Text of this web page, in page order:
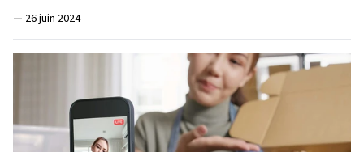
— 26 juin 2024